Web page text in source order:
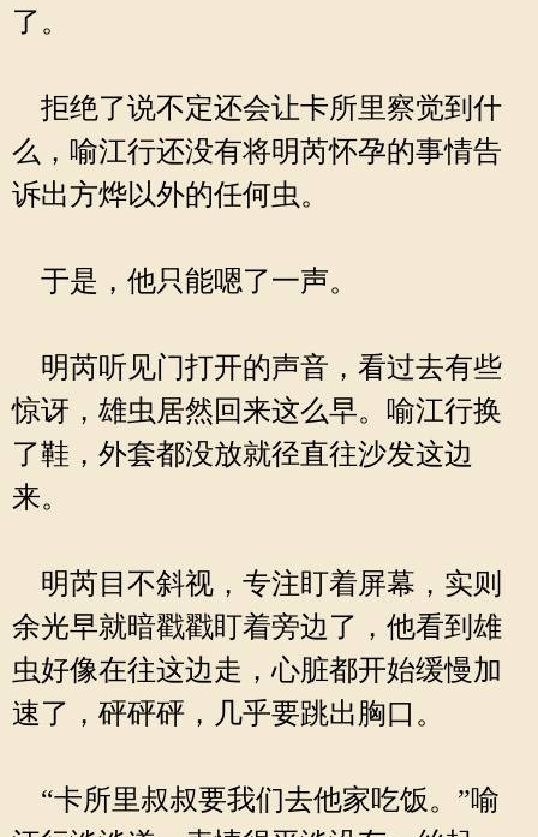
了。
拒绝了说不定还会让卡所里察觉到什
么，喻江行还没有将明芮怀孕的事情告
诉出方烨以外的任何虫。
于是，他只能嗯了一声。
明芮听见门打开的声音，看过去有些
惊讶，雄虫居然回来这么早。喻江行换
了鞋，外套都没放就径直往沙发这边
来。
明芮目不斜视，专注盯着屏幕，实则
余光早就暗戳戳盯着旁边了，他看到雄
虫好像在往这边走，心脏都开始缓慢加
速了，砰砰砰，几乎要跳出胸口。
“卡所里叔叔要我们去他家吃饭。”喻